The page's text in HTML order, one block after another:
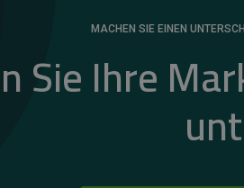
MACHEN SIE EINEN
Sie Ihre